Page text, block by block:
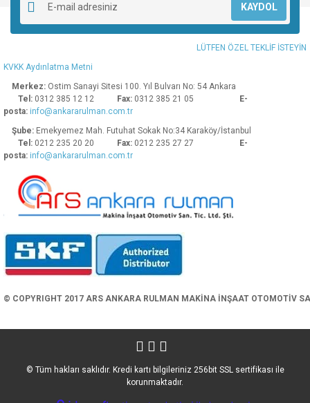
Ürün açıklamasında eksik bilgiler bulunuyor.
Ürün bilgilerinde hatalar bulunuyor.
Ürün fiyatı diğer sitelerden daha pahalı.
Bu ürüne benzer farklı alternatifler olmalı.
KAYDOL
LÜTFEN ÖZEL TEKLİF İSTEYİN
KVKK Aydınlatma Metni
Merkez: Ostim Sanayi Sitesi 100. Yıl Bulvarı No: 54 Ankara
Tel: 0312 385 12 12 Fax: 0312 385 21 05
E-
posta: info@ankararulman.com.tr
Şube: Emekyemez Mah. Futuhat Sokak No:34 Karaköy/İstanbul
Tel: 0212 235 20 20 Fax: 0212 235 27 27
E-
posta: info@ankararulman.com.tr
© COPYRIGHT 2017 ARS ANKARA RULMAN MAKİNA İNŞAAT OTOMOTİV
© Tüm hakları saklıdır. Kredi kartı bilgileriniz 256bit SSL sertifikası ile
korunmaktadır.